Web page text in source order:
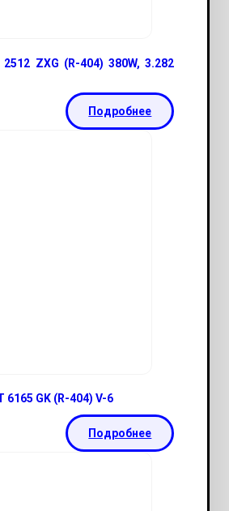
ZXG (R-404) 380W, 3.282
Подробнее
6165 GK (R-404) V-6
Подробнее